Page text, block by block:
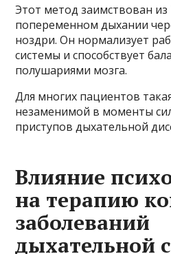
Этот метод заимствован из
попеременном дыхании
ноздри. Он нормализует
системы и способствует
полушариями мозга.
Для многих пациентов
незаменимой в моменты
приступов дыхательной
Влияние
на терапию
заболеваний
дыхательной